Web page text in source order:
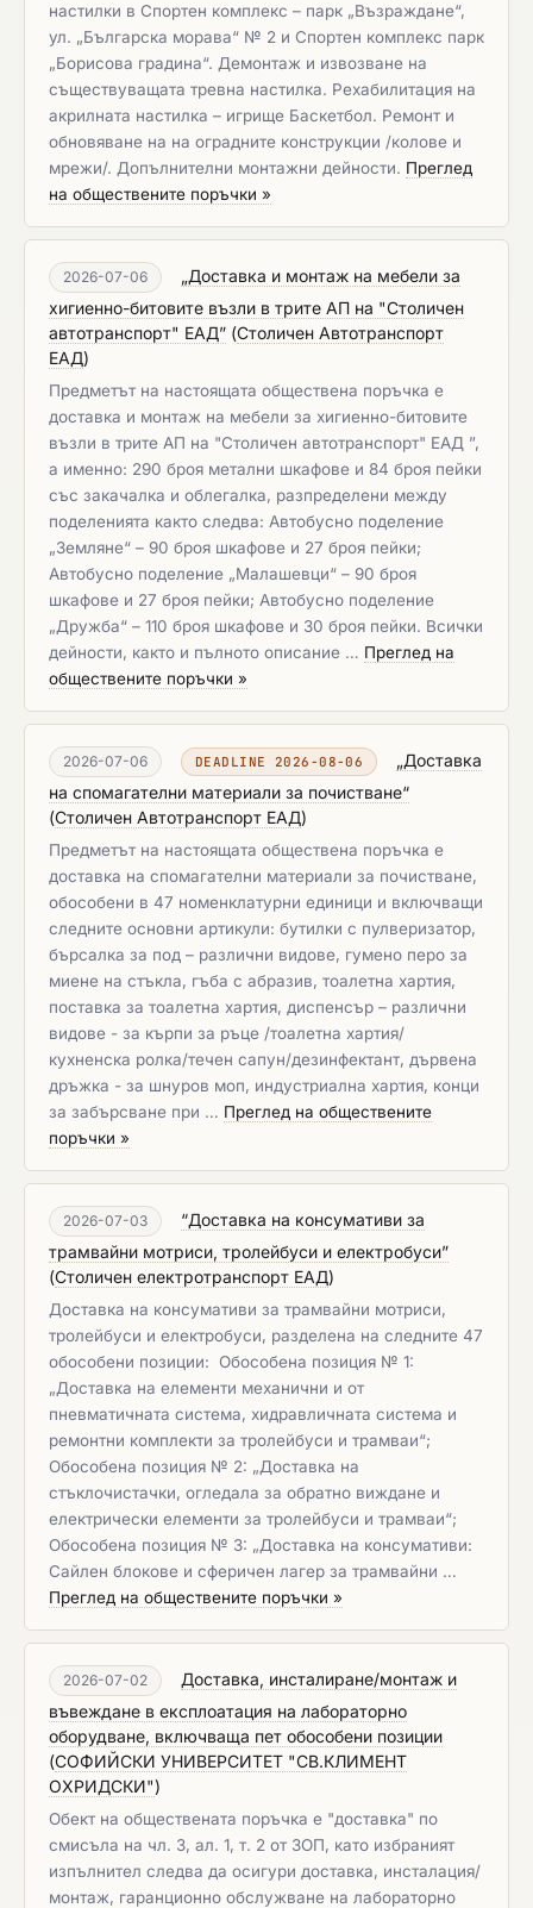
настилки в Спортен комплекс – парк „Възраждане“,
ул. „Българска морава“ № 2 и Спортен комплекс парк
„Борисова градина“. Демонтаж и извозване на
съществуващата тревна настилка. Рехабилитация на
акрилната настилка – игрище Баскетбол. Ремонт и
обновяване на на оградните конструкции /колове и
мрежи/. Допълнителни монтажни дейности. Преглед
на обществените поръчки »
2026-07-06
„Доставка и монтаж на мебели за
хигиенно-битовите възли в трите АП на "Столичен
автотранспорт" ЕАД” (Столичен Автотранспорт
ЕАД)
Предметът на настоящата обществена поръчка е
доставка и монтаж на мебели за хигиенно-битовите
възли в трите АП на "Столичен автотранспорт" ЕАД ”,
а именно: 290 броя метални шкафове и 84 броя пейки
със закачалка и облегалка, разпределени между
поделенията както следва: Автобусно поделение
„Земляне“ – 90 броя шкафове и 27 броя пейки;
Автобусно поделение „Малашевци“ – 90 броя
шкафове и 27 броя пейки; Автобусно поделение
„Дружба“ – 110 броя шкафове и 30 броя пейки. Всички
дейности, както и пълното описание … Преглед на
обществените поръчки »
2026-07-06 DEADLINE 2026-08-06
„Доставка
на спомагателни материали за почистване“
(Столичен Автотранспорт ЕАД)
Предметът на настоящата обществена поръчка е
доставка на спомагателни материали за почистване,
обособени в 47 номенклатурни единици и включващи
следните основни артикули: бутилки с пулверизатор,
бърсалка за под – различни видове, гумено перо за
миене на стъкла, гъба с абразив, тоалетна хартия,
поставка за тоалетна хартия, диспенсър – различни
видове - за кърпи за ръце /тоалетна хартия/
кухненска ролка/течен сапун/дезинфектант, дървена
дръжка - за шнуров моп, индустриална хартия, конци
за забърсване при … Преглед на обществените
поръчки »
2026-07-03
“Доставка на консумативи за
трамвайни мотриси, тролейбуси и електробуси”
(Столичен електротранспорт ЕАД)
Доставка на консумативи за трамвайни мотриси,
тролейбуси и електробуси, разделена на следните 47
обособени позиции:​​​​​​​ ​​​​​​​ Обособена позиция № 1:
„Доставка на елементи механични и от
пневматичната система, хидравличната система и
ремонтни комплекти за тролейбуси и трамваи“;
Обособена позиция № 2: „Доставка на
стъклочистачки, огледала за обратно виждане и
електрически елементи за тролейбуси и трамваи“;
Обособена позиция № 3: „Доставка на консумативи:
Сайлен блокове и сферичен лагер за трамвайни …
Преглед на обществените поръчки »
2026-07-02
Доставка, инсталиране/монтаж и
въвеждане в експлоатация на лабораторно
оборудване, включваща пет обособени позиции
(СОФИЙСКИ УНИВЕРСИТЕТ "СВ.КЛИМЕНТ
ОХРИДСКИ")
Обект на обществената поръчка е "доставка" по
смисъла на чл. 3, ал. 1, т. 2 от ЗОП, като избраният
изпълнител следва да осигури доставка, инсталация/
монтаж, гаранционно обслужване на лабораторно